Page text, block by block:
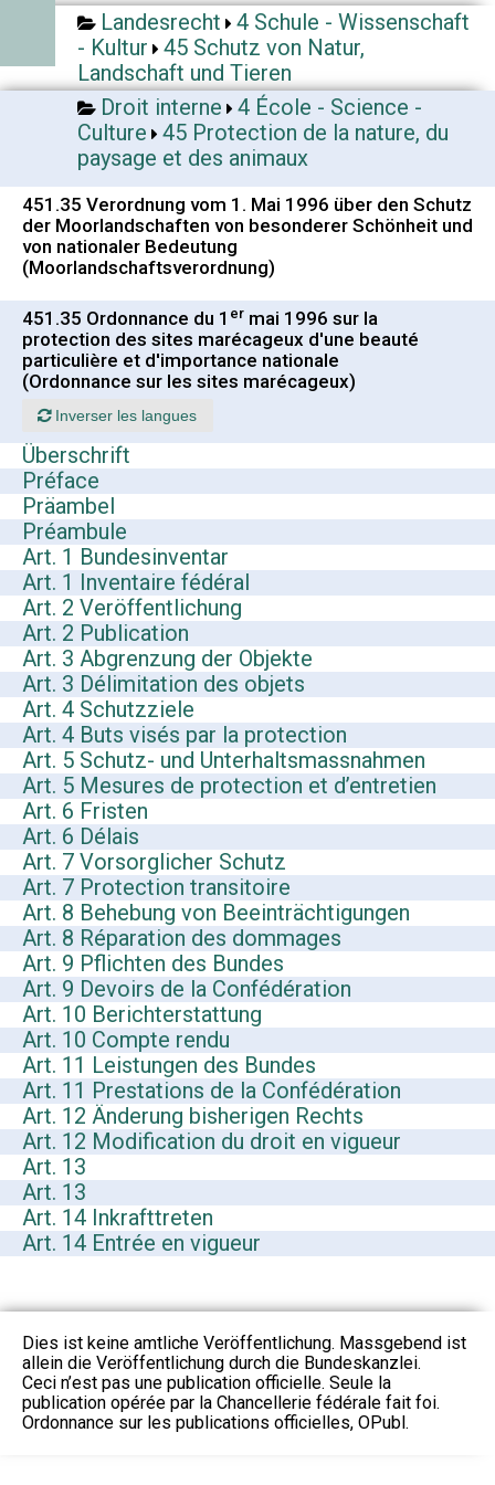
Landesrecht
4 Schule - Wissenschaft
- Kultur
45 Schutz von Natur,
Landschaft und Tieren
Droit interne
4 École - Science -
Culture
45 Protection de la nature, du
paysage et des animaux
451.35 Verordnung vom 1. Mai 1996 über den Schutz
der Moorlandschaften von besonderer Schönheit und
von nationaler Bedeutung
(Moorlandschaftsverordnung)
451.35 Ordonnance du 1 er mai 1996 sur la
protection des sites marécageux d'une beauté
particulière et d'importance nationale
(Ordonnance sur les sites marécageux)
Inverser les langues
Überschrift
Préface
Präambel
Préambule
Art. 1 Bundesinventar
Art. 1 Inventaire fédéral
Art. 2 Veröffentlichung
Art. 2 Publication
Art. 3 Abgrenzung der Objekte
Art. 3 Délimitation des objets
Art. 4 Schutzziele
Art. 4 Buts visés par la protection
Art. 5 Schutz- und Unterhaltsmassnahmen
Art. 5 Mesures de protection et d’entretien
Art. 6 Fristen
Art. 6 Délais
Art. 7 Vorsorglicher Schutz
Art. 7 Protection transitoire
Art. 8 Behebung von Beeinträchtigungen
Art. 8 Réparation des dommages
Art. 9 Pflichten des Bundes
Art. 9 Devoirs de la Confédération
Art. 10 Berichterstattung
Art. 10 Compte rendu
Art. 11 Leistungen des Bundes
Art. 11 Prestations de la Confédération
Art. 12 Änderung bisherigen Rechts
Art. 12 Modification du droit en vigueur
Art. 13
Art. 13
Art. 14 Inkrafttreten
Art. 14 Entrée en vigueur
Dies ist keine amtliche Veröffentlichung. Massgebend ist
allein die Veröffentlichung durch die Bundeskanzlei.
Ceci n’est pas une publication officielle. Seule la
publication opérée par la Chancellerie fédérale fait foi.
Ordonnance sur les publications officielles, OPubl.